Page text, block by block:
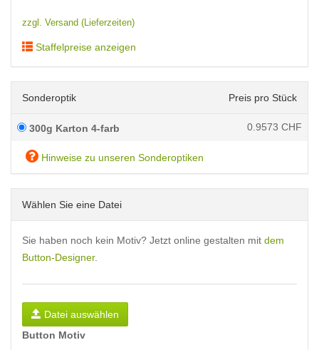
zzgl. Versand (Lieferzeiten)
Staffelpreise anzeigen
Sonderoptik Preis pro Stück
300g Karton 4-farb 0.9573 CHF
Hinweise zu unseren Sonderoptiken
Wählen Sie eine Datei
Sie haben noch kein Motiv? Jetzt online gestalten mit dem
Button-Designer.
Datei auswählen
Button Motiv